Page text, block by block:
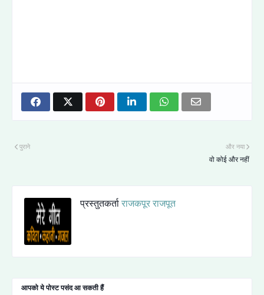
और नया
वो कोई और नहीं
पुराने
प्रस्तुतकर्ता राजकपूर राजपूत
आपको ये पोस्ट पसंद आ सकती हैं